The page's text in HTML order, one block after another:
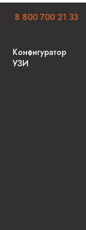
Конфигуратор
УЗИ
8 800 700 21 33